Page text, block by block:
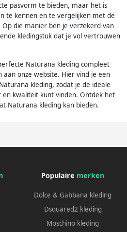
pasvorm te bieden, maar het is
te kennen en te vergelijken met de
die manier ben je verzekerd van
kledingstuk dat je vol vertrouwen
Naturana kleding compleet
onze website. Hier vind je een
kleding, zodat je de ideale
kwaliteit kunt vinden. Ontdek het
Naturana kleding kan bieden.
Populaire merken
Dolce & Gabbana kleding
Dsquared2 kleding
Moschino kleding